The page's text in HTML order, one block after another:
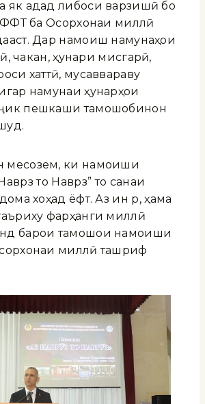
як адад либоси варзишӣ бо
ФФТ ба Осорхонаи миллӣ
Дар намоиш намунаҳои
чакан, ҳунари мисгарӣ,
хаттӣ, мусаввараву
намунаи ҳунарҳои
пешкаши тамошобинон
месозем, ки намоиши
то Наврӯз” то санаи
хоҳад ёфт. Аз ин рӯ, ҳама
фарҳанги миллӣ
барои тамошои намоиши
миллӣ ташриф